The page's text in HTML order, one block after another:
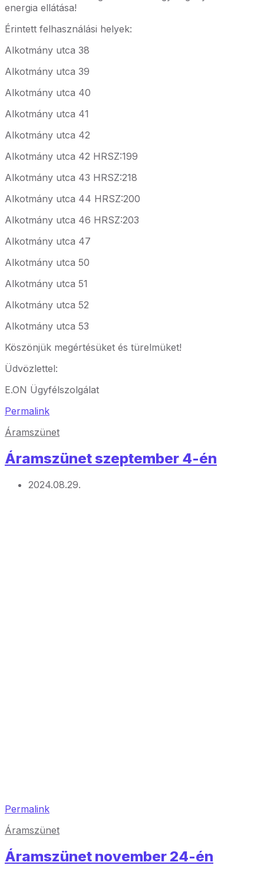
energia ellátása!
Érintett felhasználási helyek:
Alkotmány utca 38
Alkotmány utca 39
Alkotmány utca 40
Alkotmány utca 41
Alkotmány utca 42
Alkotmány utca 42 HRSZ:199
Alkotmány utca 43 HRSZ:218
Alkotmány utca 44 HRSZ:200
Alkotmány utca 46 HRSZ:203
Alkotmány utca 47
Alkotmány utca 50
Alkotmány utca 51
Alkotmány utca 52
Alkotmány utca 53
Köszönjük megértésüket és türelmüket!
Üdvözlettel:
E.ON Ügyfélszolgálat
Permalink
Áramszünet
Áramszünet szeptember 4-én
2024.08.29.
Permalink
Áramszünet
Áramszünet november 24-én